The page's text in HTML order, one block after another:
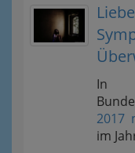
In
2017
im